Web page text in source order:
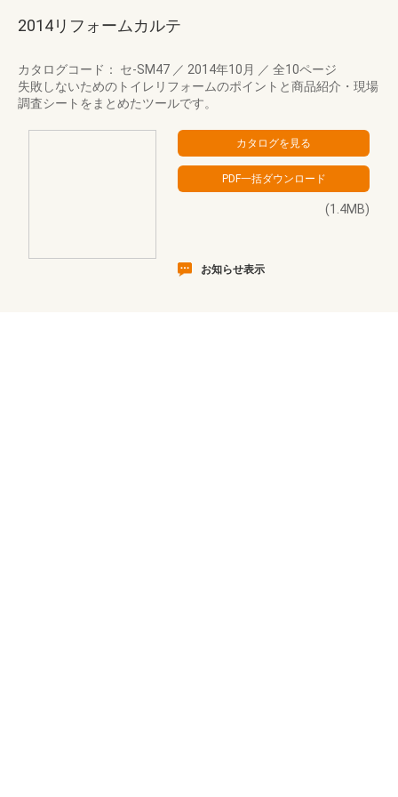
2014リフォームカルテ
カタログコード： セ-SM47 ／ 2014年10月 ／ 全10ページ
失敗しないためのトイレリフォームのポイントと商品紹介・現場
調査シートをまとめたツールです。
(1.4MB)
お知らせ表示